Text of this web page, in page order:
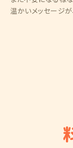
温かいメッセージが